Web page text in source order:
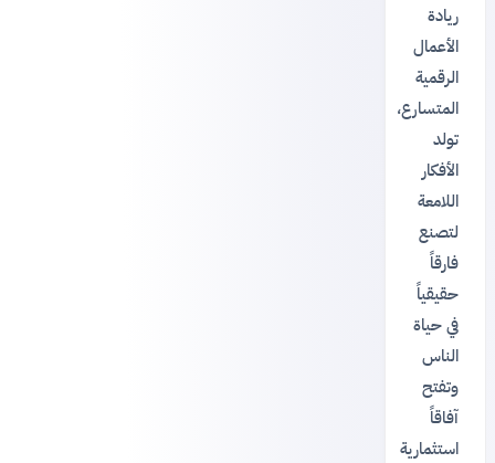
ريادة
الأعمال
الرقمية
المتسارع،
تولد
الأفكار
اللامعة
لتصنع
فارقاً
حقيقياً
في حياة
الناس
وتفتح
آفاقاً
استثمارية